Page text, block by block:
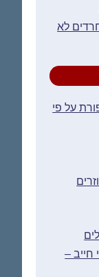
לא
על פי
חייב –